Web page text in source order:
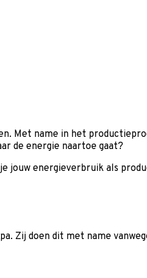
Met name in het
de energie naartoe gaat?
jouw energieverbruik als
Zij doen dit met name